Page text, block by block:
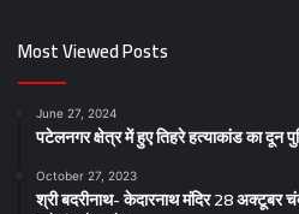
Most Viewed Posts
June 27, 2024
पटेलनगर क्षेत्र में हुए तिहरे हत्याकांड का दून
October 27, 2023
श्री बदरीनाथ- केदारनाथ मंदिर 28